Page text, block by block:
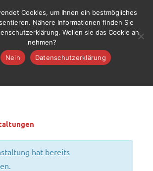
Jetzt mitmachen
hat bereits
Cookies, um Ihnen ein bestmögliches
Nähere Informationen finden Sie
Wollen sie das Cookie an
nehmen?
Nein Datenschutzerklärung